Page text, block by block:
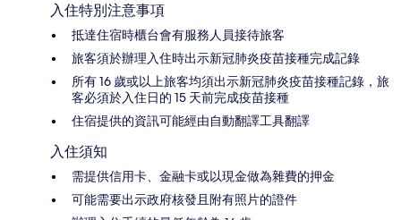
入住特別注意事項
抵達住宿時櫃台會有服務人員接待旅客
旅客須於辦理入住時出示新冠肺炎疫苗接種完成記錄
所有 16 歲或以上旅客均須出示新冠肺炎疫苗接種記錄，旅
客必須於入住日的 15 天前完成疫苗接種
住宿提供的資訊可能經由自動翻譯工具翻譯
入住須知
需提供信用卡、金融卡或以現金做為雜費的押金
可能需要出示政府核發且附有照片的證件